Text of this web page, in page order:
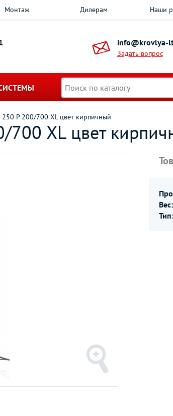
Монтаж Дилерам Наши
info@krovlya-
Задать вопрос
250 P 200/700 XL цвет кирпичный
700 XL цвет
Вес:
Тип: